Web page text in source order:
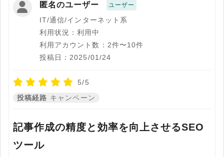
匿名のユーザー ユーザー
IT/通信/インターネット系
利用状況：利用中
利用アカウント数：2件〜10件
投稿日：2025/01/24
5/5
投稿経路 キャンペーン
記事作成の精度と効率を向上させるSEO
ツール